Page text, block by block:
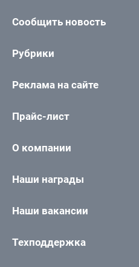
Сообщить новость
Рубрики
Реклама на сайте
Прайс-лист
О компании
Наши награды
Наши вакансии
Техподдержка